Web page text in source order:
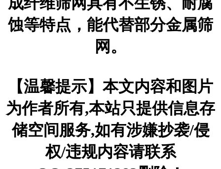
蚀等特点，能代替部分金属筛
网。
【温馨提示】本文内容和图片
为作者所有,本站只提供信息存
储空间服务,如有涉嫌抄袭/侵
权/违规内容请联系